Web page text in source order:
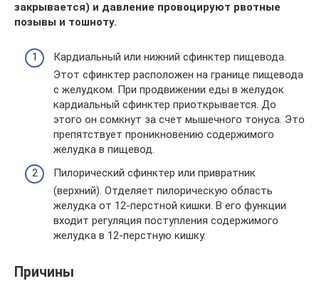
закрывается) и давление провоцируют рвотные
позывы и тошноту.
Кардиальный или нижний сфинктер пищевода.
Этот сфинктер расположен на границе пищевода
с желудком. При продвижении еды в желудок
кардиальный сфинктер приоткрывается. До
этого он сомкнут за счет мышечного тонуса. Это
препятствует проникновению содержимого
желудка в пищевод.
Пилорический сфинктер или привратник
(верхний). Отделяет пилорическую область
желудка от 12-перстной кишки. В его функции
входит регуляция поступления содержимого
желудка в 12-перстную кишку.
Причины